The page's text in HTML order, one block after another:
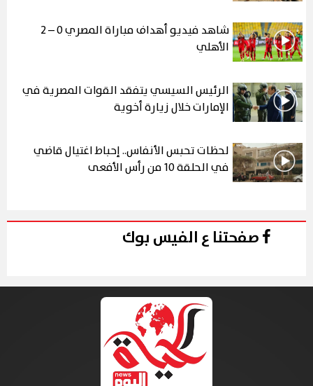
شاهد فيديو أهداف مباراة المصري 0 – 2
الأهلي
الرئيس السيسي يتفقد القوات المصرية في
الإمارات خلال زيارة أخوية
لحظات تحبس الأنفاس.. إحباط اغتيال قاضي
في الحلقة 10 من رأس الأفعى
صفحتنا ع الفيس بوك